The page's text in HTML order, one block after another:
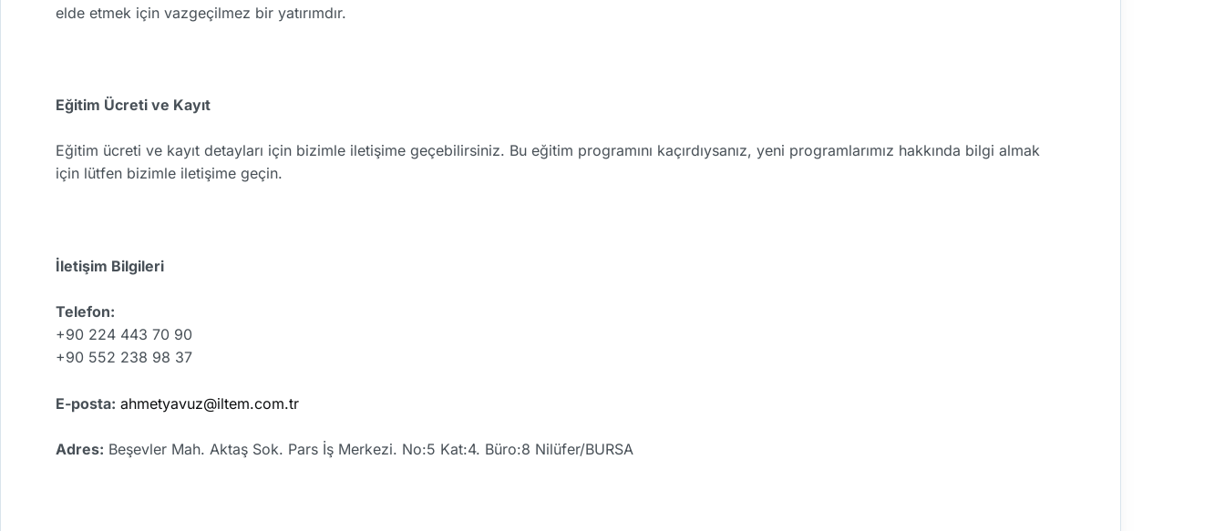
elde etmek için vazgeçilmez bir yatırımdır.
Eğitim Ücreti ve Kayıt
Eğitim ücreti ve kayıt detayları için bizimle iletişime geçebilirsiniz. Bu eğitim programını kaçırdıysanız, yeni programlarımız hakkında bilgi almak
için lütfen bizimle iletişime geçin.
İletişim Bilgileri
Telefon:
+90 224 443 70 90
+90 552 238 98 37
E-posta: ahmetyavuz@iltem.com.tr
Adres: Beşevler Mah. Aktaş Sok. Pars İş Merkezi. No:5 Kat:4. Büro:8 Nilüfer/BURSA